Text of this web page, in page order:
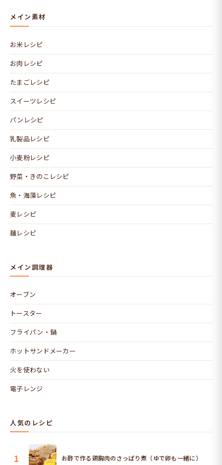
メイン素材
お米レシピ
お肉レシピ
たまごレシピ
スイーツレシピ
パンレシピ
乳製品レシピ
小麦粉レシピ
野菜・きのこレシピ
魚・海藻レシピ
麦レシピ
麺レシピ
メイン調理器
オーブン
トースター
フライパン・鍋
ホットサンドメーカー
火を使わない
電子レンジ
人気のレシピ
1 お酢で作る鶏胸肉のさっぱり煮（ゆで卵も一緒に）